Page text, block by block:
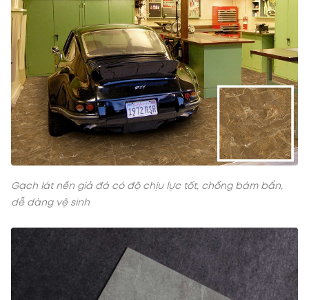
Gạch lát nền giả đá có độ chịu lực tốt, chống bám bẩn,
dễ dàng vệ sinh